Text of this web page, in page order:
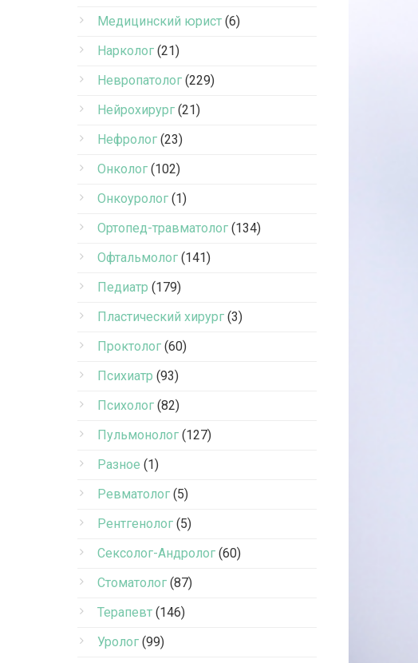
Медицинский юрист (6)
Нарколог (21)
Невропатолог (229)
Нейрохирург (21)
Нефролог (23)
Онколог (102)
Онкоуролог (1)
Ортопед-травматолог (134)
Офтальмолог (141)
Педиатр (179)
Пластический хирург (3)
Проктолог (60)
Психиатр (93)
Психолог (82)
Пульмонолог (127)
Разное (1)
Ревматолог (5)
Рентгенолог (5)
Сексолог-Андролог (60)
Стоматолог (87)
Терапевт (146)
Уролог (99)